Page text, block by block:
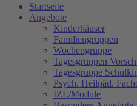
Startseite
Angebote
Kinderhäuser
Familiengruppen
Wochengruppe
Tagesgruppen
Tagesgruppe
Psych. Heilpäd.
IZL/Module